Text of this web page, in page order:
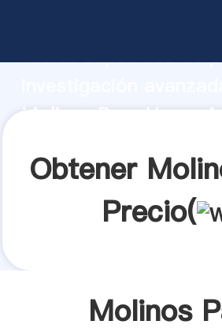
fuerte capacidad de
Molinos Para Hacer
Obtener
Precio(
Molinos